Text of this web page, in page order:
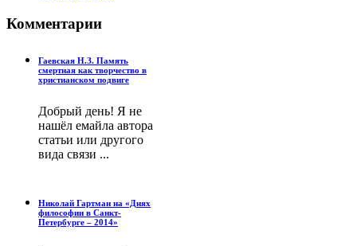
Комментарии
Гаевская Н.З. Память
смертная как творчество в
христианском подвиге
Добрый день! Я не
нашёл емайла автора
статьи или другого
вида связи ...
Николай Гартман на «Днях
философии в Санкт-
Петербурге – 2014»